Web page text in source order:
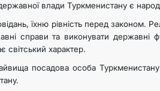
влади Туркменистану є
їхню рівність перед законом.
справи та виконувати державні
світський характер.
посадова особа